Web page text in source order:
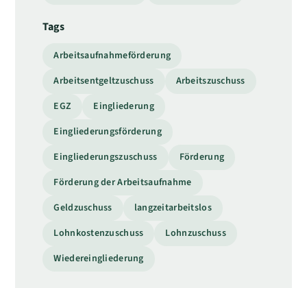
Tags
Arbeitsaufnahmeförderung
Arbeitsentgeltzuschuss
Arbeitszuschuss
EGZ
Eingliederung
Eingliederungsförderung
Eingliederungszuschuss
Förderung
Förderung der Arbeitsaufnahme
Geldzuschuss
langzeitarbeitslos
Lohnkostenzuschuss
Lohnzuschuss
Wiedereingliederung